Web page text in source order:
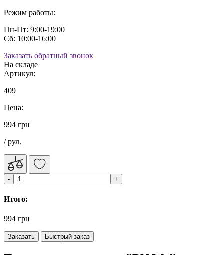
Режим работы:
Пн-Пт: 9:00-19:00
Сб: 10:00-16:00
Заказать обратный звонок
На складе
Артикул:
409
Цена:
994 грн
/ рул.
Итого:
994 грн
Заказать Быстрый заказ